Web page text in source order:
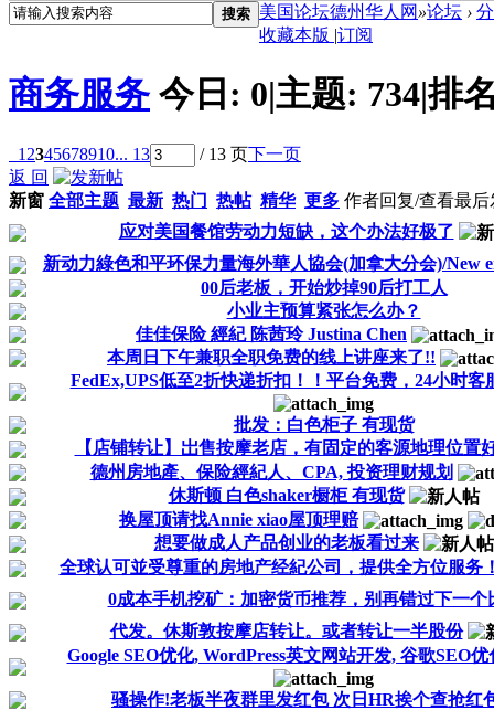
搜索 美国论坛德州华人网 »论坛 ›
收藏本版 |订阅
商务服务 今日: 0|主题: 734|排
1 2345678910... 13 / 13 页下一页
返 回
新窗 全部主题 最新 热门 热帖 精华 更多 作者回复/查看最后
应对美国餐馆劳动力短缺，这个办法好极了
新动力綠色和平环保力量海外華人協会(加拿大分会)/New
00后老板，开始炒掉90后打工人
小业主预算紧张怎么办？
佳佳保险 經紀 陈茜玲 Justina Chen
本周日下午兼职全职免费的线上讲座来了!!
FedEx,UPS低至2折快递折扣！！平台免费，24小时客
批发：白色柜子 有现货
【店铺转让】岀售按摩老店，有固定的客源地理位置
德州房地產、保险經紀人、CPA, 投资理财规划
休斯顿 白色shaker橱柜 有现货
换屋顶请找Annie xiao屋顶理赔
想要做成人产品创业的老板看过来
全球认可並受尊重的房地产经紀公司，提供全方位服务
0成本手机挖矿：加密货币推荐，别再错过下一个
代发。休斯敦按摩店转让。或者转让一半股份
Google SEO优化, WordPress英文网站开发, 谷歌SEO优
骚操作!老板半夜群里发红包 次日HR挨个查抢红